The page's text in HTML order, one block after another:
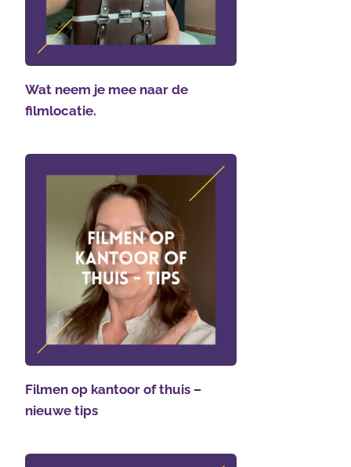
Wat neem je mee naar de
filmlocatie.
Filmen op kantoor of thuis –
nieuwe tips